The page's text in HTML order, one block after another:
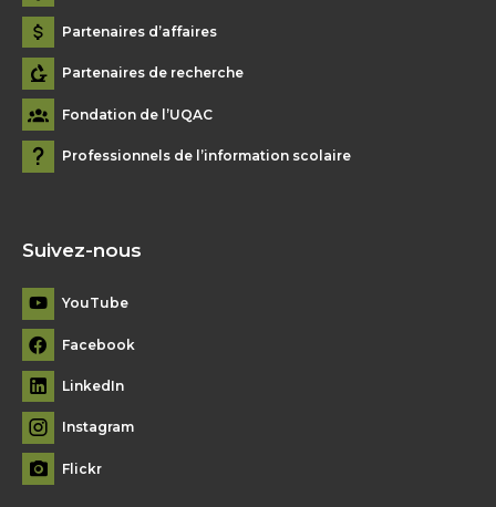
Partenaires d’affaires
Partenaires de recherche
Fondation de l’UQAC
Professionnels de l’information scolaire
Suivez-nous
YouTube
Facebook
LinkedIn
Instagram
Flickr